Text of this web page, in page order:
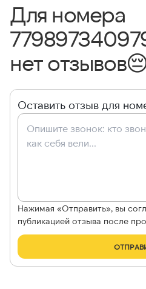
Для номера
нет отзывов
Оставить отзыв для
Нажимая «Отправить», вы
публикацией отзыва после